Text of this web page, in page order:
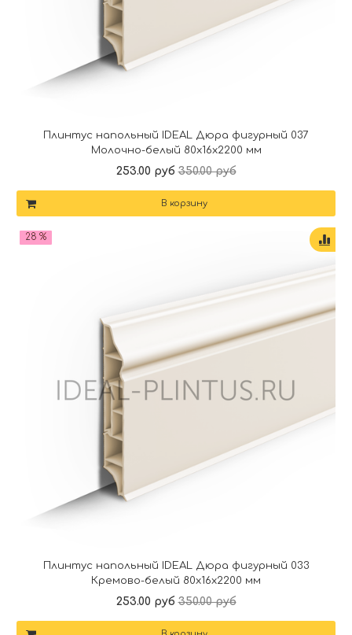
Плинтус напольный IDEAL Дюра фигурный 037
Молочно-белый 80x16x2200 мм
253.00 руб 350.00 руб
В корзину
28 %
Плинтус напольный IDEAL Дюра фигурный 033
Кремово-белый 80x16x2200 мм
253.00 руб 350.00 руб